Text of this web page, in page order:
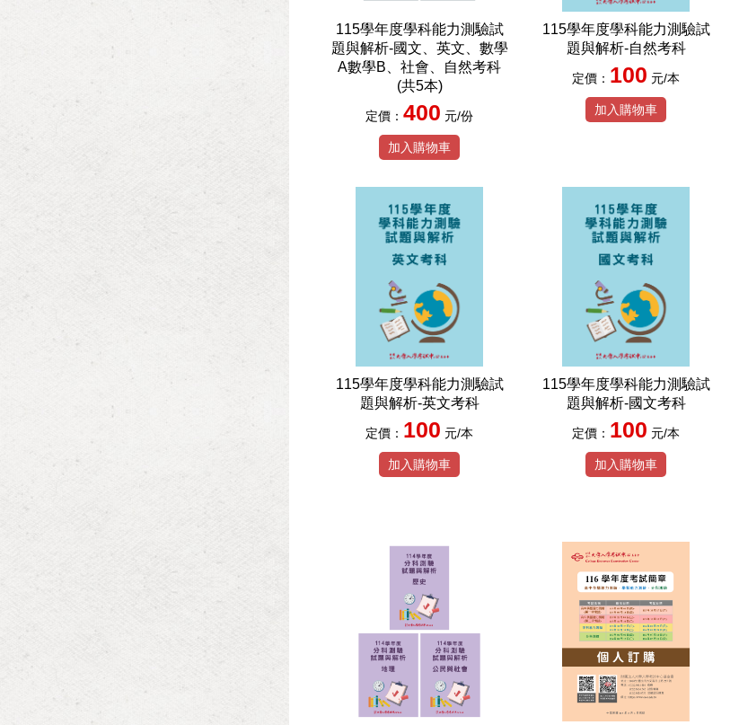
115學年度學科能力測驗試
題與解析-國文、英文、數學
A數學B、社會、自然考科
(共5本)
定價： 400 元/份
加入購物車
115學年度學科能力測驗試
題與解析-自然考科
定價： 100 元/本
加入購物車
115學年度學科能力測驗試
題與解析-英文考科
定價： 100 元/本
加入購物車
115學年度學科能力測驗試
題與解析-國文考科
定價： 100 元/本
加入購物車